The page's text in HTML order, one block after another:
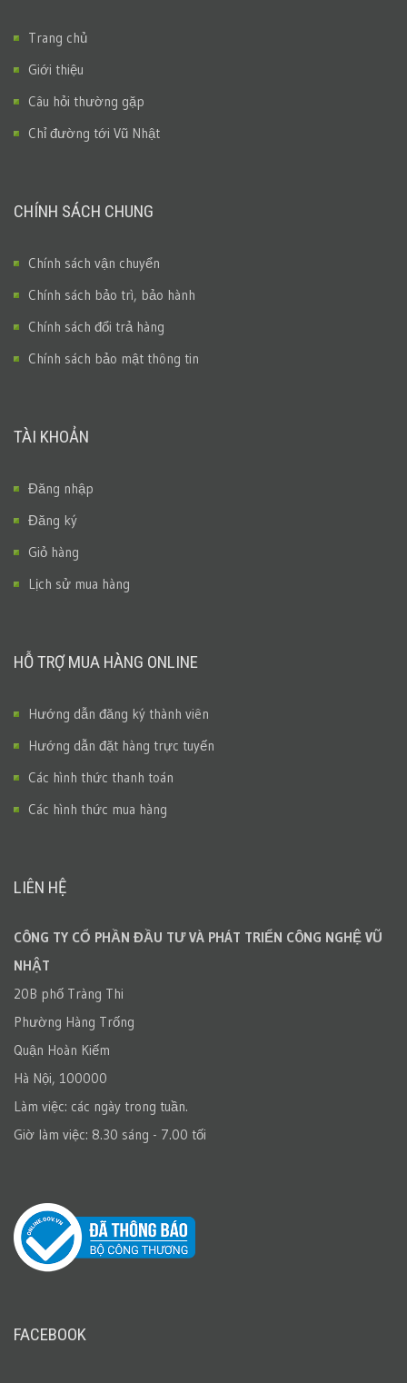
Trang chủ
Giới thiệu
Câu hỏi thường gặp
Chỉ đường tới Vũ Nhật
CHÍNH SÁCH CHUNG
Chính sách vận chuyển
Chính sách bảo trì, bảo hành
Chính sách đổi trả hàng
Chính sách bảo mật thông tin
TÀI KHOẢN
Đăng nhập
Đăng ký
Giỏ hàng
Lịch sử mua hàng
HỖ TRỢ MUA HÀNG ONLINE
Hướng dẫn đăng ký thành viên
Hướng dẫn đặt hàng trực tuyến
Các hình thức thanh toán
Các hình thức mua hàng
LIÊN HỆ
CÔNG TY CỔ PHẦN ĐẦU TƯ VÀ PHÁT TRIỂN CÔNG NGHỆ VŨ
NHẬT
20B phố Tràng Thi
Phường Hàng Trống
Quận Hoàn Kiếm
Hà Nội, 100000
Làm việc: các ngày trong tuần.
Giờ làm việc: 8.30 sáng - 7.00 tối
FACEBOOK